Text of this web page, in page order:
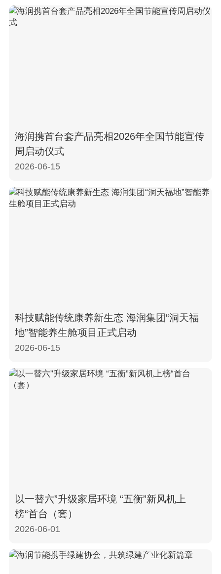
海润携首台套产品亮相2026年全国节能宣传
周启动仪式
2026-06-15
科技赋能传统康养新生态 海润集团“洞天福
地”智能养生舱项目正式启动
2026-06-15
以一替六”升级家居环境 “五衡”新风机上
榜“首台（套）
2026-06-01